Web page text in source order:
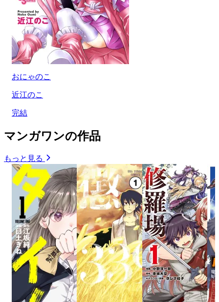
おにゃのこ
近江のこ
完結
マンガワンの作品
もっと見る